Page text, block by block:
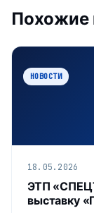
Похожие
НОВОСТИ
18.05.2026
ЭТП
выставку